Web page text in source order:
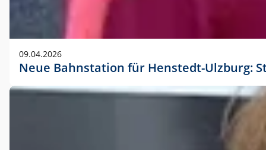
09.04.2026
Neue Bahnstation für Henstedt-Ulzburg: